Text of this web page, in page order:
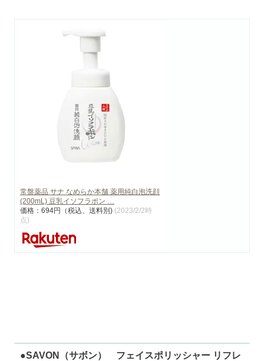
常盤薬品 サナ なめらか本舗 薬用純白泡洗顔
(200mL) 豆乳イソフラボン …
価格：694円（税込、送料別) (2023/2/2時
点)
●SAVON（サボン） フェイスポリッシャー リフレ